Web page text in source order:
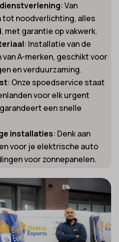
: Van
noodverlichting, alles
met garantie op vakwerk.
: Installatie van de
A-merken, geschikt voor
en verduurzaming.
: Onze spoedservice staat
voor elk urgent
een snelle
installaties: Denk aan
voor je elektrische auto
voor zonnepanelen.